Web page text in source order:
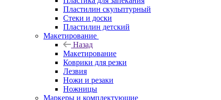
Пластилин скульптурный
Стеки и доски
Пластилин детский
Макетирование
Назад
Макетирование
Коврики для резки
Лезвия
Ножи и резаки
Ножницы
Маркеры и комплектующие